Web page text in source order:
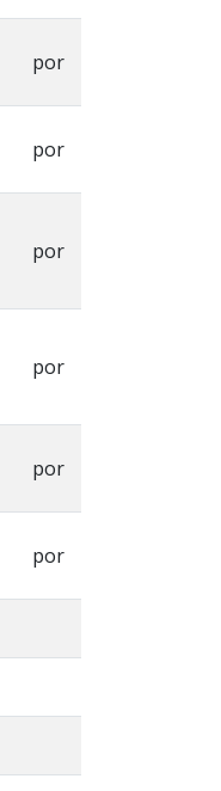
por
por
por
por
por
por